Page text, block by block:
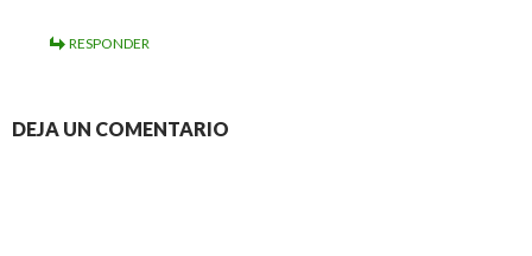
RESPONDER
DEJA UN COMENTARIO